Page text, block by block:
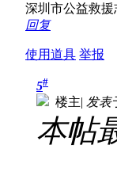
深圳市公益救援
回复
使用道具 举报
5#
楼主| 发表
本帖